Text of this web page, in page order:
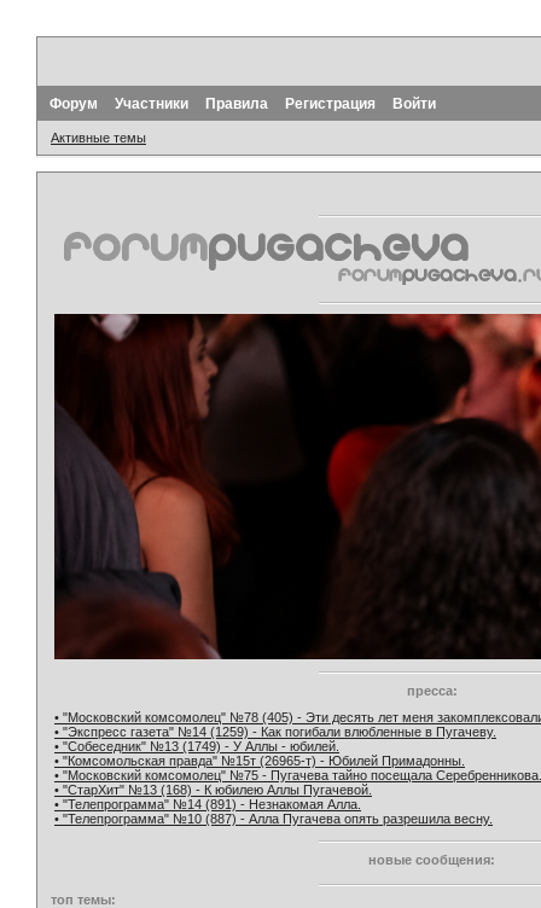
Форум Участники Правила Регистрация Войти
Активные темы
пресса:
• "Московский комсомолец" №78 (405) - Эти десять лет меня
• "Экспресс газета" №14 (1259) - Как погибали влюбленные в Пугачеву.
• "Собеседник" №13 (1749) - У Аллы - юбилей.
• "Комсомольская правда" №15т (26965-т) - Юбилей Примадонны.
• "Московский комсомолец" №75 - Пугачева тайно посещала Серебренникова.
• "СтарХит" №13 (168) - К юбилею Аллы Пугачевой.
• "Телепрограмма" №14 (891) - Незнакомая Алла.
• "Телепрограмма" №10 (887) - Алла Пугачева опять разрешила весну.
новые сообщения:
топ темы: